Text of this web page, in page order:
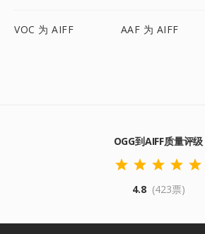
VOC 为 AIFF AAF 为 AIFF
OGG到AIFF质量评级
4.8 (423票)